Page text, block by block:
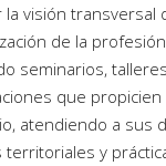
la visión transversal
de la
seminarios,
que propicien
atendiendo a sus
territoriales y